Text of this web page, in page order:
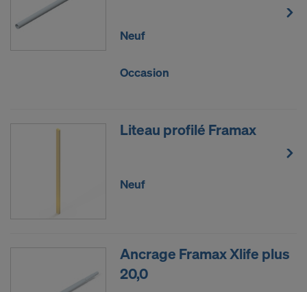
Neuf
Occasion
Liteau profilé Framax
Neuf
Ancrage Framax Xlife plus
20,0